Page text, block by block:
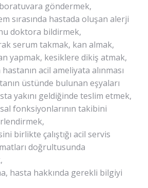
göndermek,
sırasında hastada oluşan alerji
doktora bildirmek,
serum takmak, kan almak,
yapmak, kesiklere dikiş atmak,
acil ameliyata alınması
üstünde bulunan eşyaları
yakını geldiğinde teslim etmek,
fonksiyonlarının takibini
birlikte çalıştığı acil servis
doğrultusunda
hasta hakkında gerekli bilgiyi